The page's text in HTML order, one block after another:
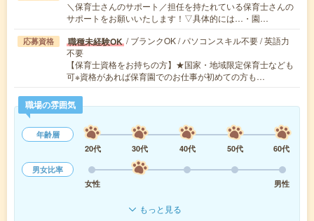
＼保育士さんのサポート／担任を持たれている保育士さんの
サポートをお願いいたします！▽具体的には…・園…
応募資格 職種未経験OK / ブランクOK / パソコンスキル不要 / 英語力
不要
【保育士資格をお持ちの方】★国家・地域限定保育士なども
可※資格があれば保育園でのお仕事が初めての方も…
職場の雰囲気
年齢層
20代
30代 40代 50代
60代
男女比率
女性
男性
もっと見る